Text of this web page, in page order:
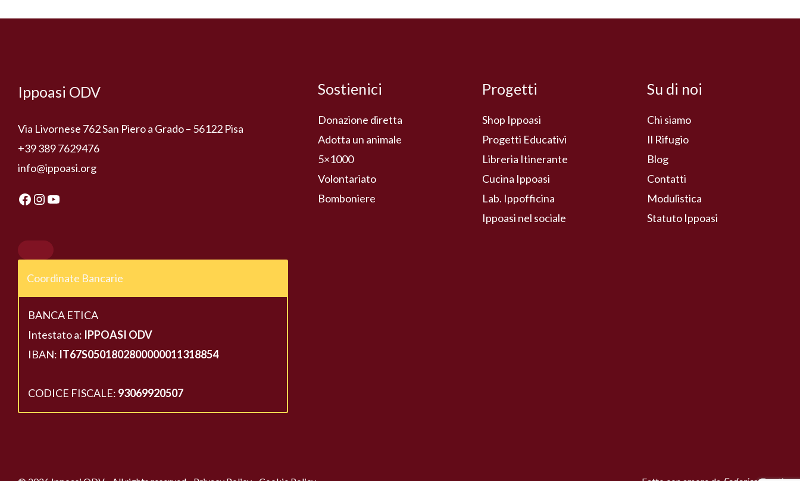
Ippoasi ODV
Via Livornese 762 San Piero a Grado – 56122 Pisa
+39 389 7629476
info@ippoasi.org
Coordinate Bancarie
BANCA ETICA
Intestato a: IPPOASI ODV
IBAN: IT67S0501802800000011318854
CODICE FISCALE: 93069920507
Sostienici
Donazione diretta
Adotta un animale
5×1000
Volontariato
Bomboniere
Progetti
Shop Ippoasi
Progetti Educativi
Libreria Itinerante
Cucina Ippoasi
Lab. Ippofficina
Ippoasi nel sociale
Su di noi
Chi siamo
Il Rifugio
Blog
Contatti
Modulistica
Statuto Ippoasi